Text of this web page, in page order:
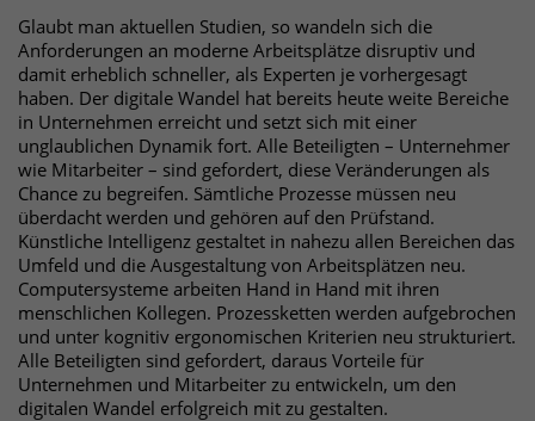
Glaubt man aktuellen Studien, so wandeln sich die
Anforderungen an moderne Arbeitsplätze disruptiv und
damit erheblich schneller, als Experten je vorhergesagt
haben. Der digitale Wandel hat bereits heute weite Bereiche
in Unternehmen erreicht und setzt sich mit einer
unglaublichen Dynamik fort. Alle Beteiligten – Unternehmer
wie Mitarbeiter – sind gefordert, diese Veränderungen als
Chance zu begreifen. Sämtliche Prozesse müssen neu
überdacht werden und gehören auf den Prüfstand.
Künstliche Intelligenz gestaltet in nahezu allen Bereichen das
Umfeld und die Ausgestaltung von Arbeitsplätzen neu.
Computersysteme arbeiten Hand in Hand mit ihren
menschlichen Kollegen. Prozessketten werden aufgebrochen
und unter kognitiv ergonomischen Kriterien neu strukturiert.
Alle Beteiligten sind gefordert, daraus Vorteile für
Unternehmen und Mitarbeiter zu entwickeln, um den
digitalen Wandel erfolgreich mit zu gestalten.
Anbieter TYPO3
Laufzeit 1 Jahr
Zweck
Enthält die gewählten Tracking-Optin-
Einstellungen.
Besuchs der Webseite zu identifizieren.
Name _pk_id
Anbieter Matomo
Laufzeit 13 Monate
Das Cookie wird von Matomo installiert.
Das Cookie wird verwendet, um
Besucher-, Sitzungs- und
Kampagnendaten zu berechnen und
die Nutzung der Website für den
Analysebericht der Website zu